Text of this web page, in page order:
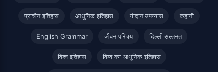
प्राचीन इतिहास आधुनिक इतिहास गोदान उपन्यास कहानी
English Grammar जीवन परिचय दिल्ली सल्तनत
विश्व इतिहास विश्व का आधुनिक इतिहास